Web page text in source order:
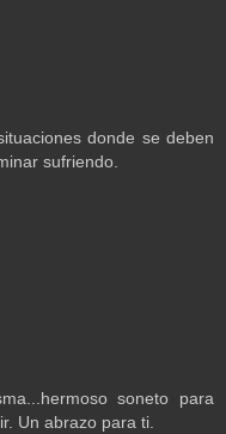
donde se deben
sufriendo.
soneto para
Un abrazo para ti.